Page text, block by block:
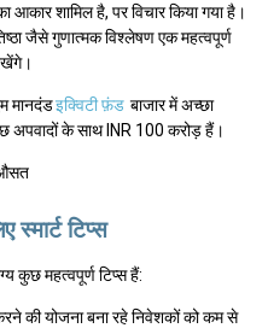
शामिल है, पर विचार किया गया है।
जैसे गुणात्मक विश्लेषण एक महत्वपूर्ण
मानदंडइक्विटी फ़ंड बाजार में अच्छा
अपवादों के साथ INR 100 करोड़ हैं।
औसत
टिप्स
कुछ महत्वपूर्ण टिप्स हैं:
की योजना बना रहे निवेशकों को कम से